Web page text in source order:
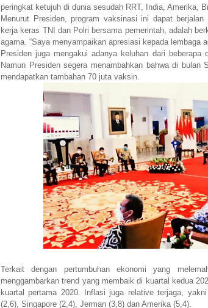
peringkat ketujuh di dunia sesudah RRT, India, Amerika,
Menurut Presiden, program vaksinasi ini dapat
kerja keras TNI dan Polri bersama pemerintah, adalah
agama. “Saya menyampaikan apresiasi kepada lembaga
Presiden juga mengakui adanya keluhan dari beberapa
Namun Presiden segera menambahkan bahwa di
mendapatkan tambahan 70 juta vaksin.
Terkait dengan pertumbuhan ekonomi yang
menggambarkan trend yang membaik di kuartal kedua
kuartal pertama 2020. Inflasi juga relative terjaga,
(2,6), Singapore (2,4), Jerman (3,8) dan Amerika (5,4).